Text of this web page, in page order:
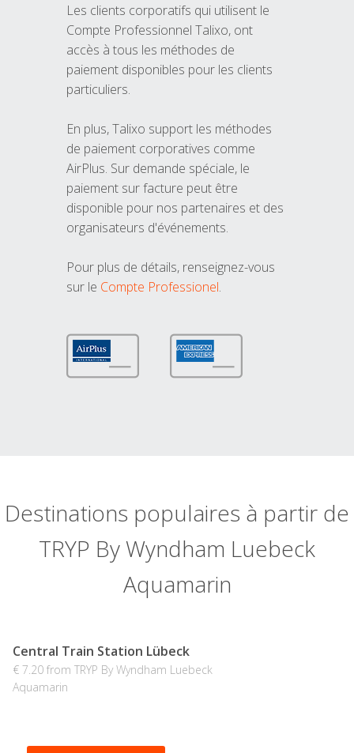
Les clients corporatifs qui utilisent le
Compte Professionnel Talixo, ont
accès à tous les méthodes de
paiement disponibles pour les clients
particuliers.
En plus, Talixo support les méthodes
de paiement corporatives comme
AirPlus. Sur demande spéciale, le
paiement sur facture peut être
disponible pour nos partenaires et des
organisateurs d'événements.
Pour plus de détails, renseignez-vous
sur le Compte Professionel.
Destinations populaires à partir de
TRYP By Wyndham Luebeck
Aquamarin
Central Train Station Lübeck
€ 7.20 from TRYP By Wyndham Luebeck
Aquamarin